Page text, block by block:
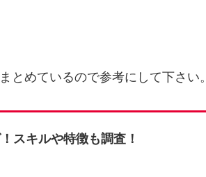
とめているので参考にして下さい。
スキルや特徴も調査！